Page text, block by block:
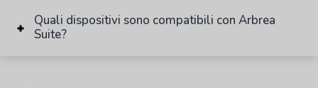
Quali dispositivi sono compatibili con Arbrea
Suite?